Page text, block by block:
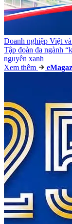
Doanh nghiệp Việt
Tập đoàn đa ngành
nguyên xanh
Xem thêm
e